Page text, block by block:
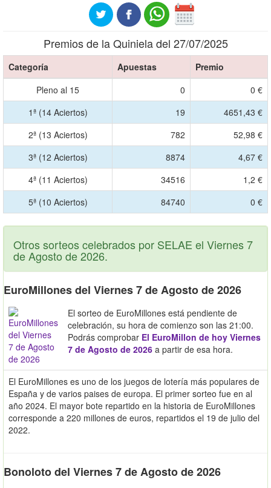
Premios de la Quiniela del 27/07/2025
Categoría Apuestas
Premio
Pleno al 15
0
0 €
1ª (14 Aciertos)
19
4651,43 €
2ª (13 Aciertos)
782
52,98 €
3ª (12 Aciertos)
8874
4,67 €
4ª (11 Aciertos)
34516
1,2 €
5ª (10 Aciertos)
84740 0 €
Otros sorteos celebrados por SELAE el Viernes 7
de Agosto de 2026.
EuroMillones del Viernes 7 de Agosto de 2026
El sorteo de EuroMillones está pendiente de
celebración, su hora de comienzo son las 21:00.
Podrás comprobar El EuroMillon de hoy Viernes
7 de Agosto de 2026 a partir de esa hora.
El EuroMillones es uno de los juegos de lotería más populares de
España y de varios paises de europa. El primer sorteo fue en al
año 2024. El mayor bote repartido en la historia de EuroMillones
corresponde a 220 millones de euros, repartidos el 19 de julio del
2022.
Bonoloto del Viernes 7 de Agosto de 2026